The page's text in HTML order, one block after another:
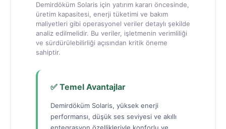
Demirdöküm Solaris için yatırım kararı öncesinde,
üretim kapasitesi, enerji tüketimi ve bakım
maliyetleri gibi operasyonel veriler detaylı şekilde
analiz edilmelidir. Bu veriler, işletmenin verimliliği
ve sürdürülebilirliği açısından kritik öneme
sahiptir.
✅ Temel Avantajlar
Demirdöküm Solaris, yüksek enerji
performansı, düşük ses seviyesi ve akıllı